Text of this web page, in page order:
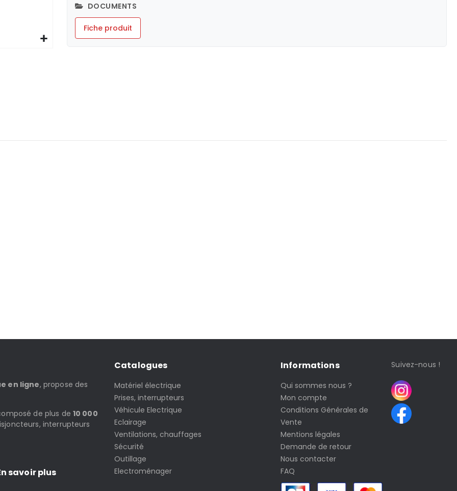
DOCUMENTS
Fiche produit
en ligne, propose des
de plus de 10 000
interrupteurs
savoir plus
Catalogues
Matériel électrique
Prises, interrupteurs
Véhicule Electrique
Eclairage
Ventilations, chauffages
Sécurité
Outillage
Electroménager
Informations
Qui sommes nous ?
Mon compte
Conditions Générales de
Vente
Mentions légales
Demande de retour
Nous contacter
FAQ
Suivez-nous !